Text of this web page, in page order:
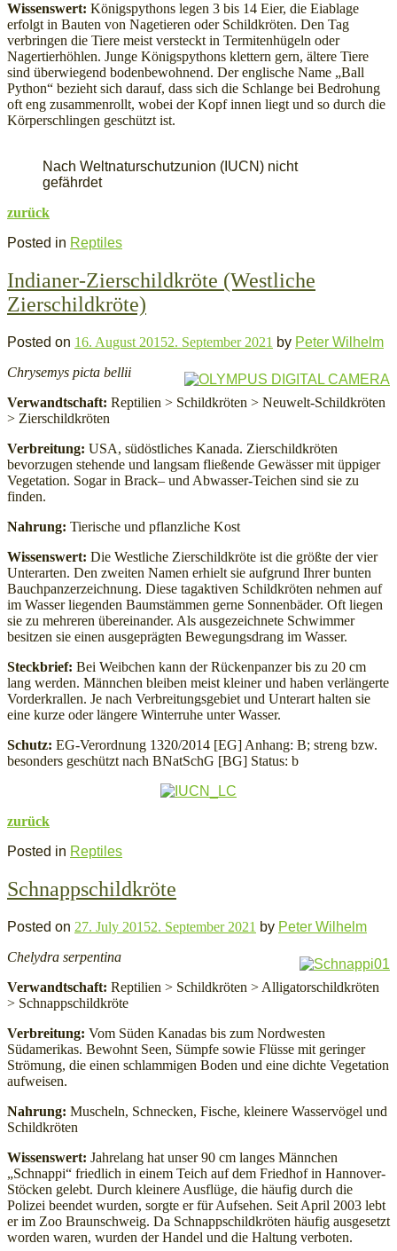
Wissenswert: Königspythons legen 3 bis 14 Eier, die Eiablage
erfolgt in Bauten von Nagetieren oder Schildkröten. Den Tag
verbringen die Tiere meist versteckt in Termitenhügeln oder
Nagertierhöhlen. Junge Königspythons klettern gern, ältere Tiere
sind überwiegend bodenbewohnend. Der englische Name „Ball
Python“ bezieht sich darauf, dass sich die Schlange bei Bedrohung
oft eng zusammenrollt, wobei der Kopf innen liegt und so durch die
Körperschlingen geschützt ist.
Nach Weltnaturschutzunion (IUCN) nicht
gefährdet
zurück
Posted in Reptiles
Indianer-Zierschildkröte (Westliche
Zierschildkröte)
Posted on 16. August 20152. September 2021 by Peter Wilhelm
Chrysemys picta bellii
Verwandtschaft: Reptilien > Schildkröten > Neuwelt-Schildkröten
> Zierschildkröten
Verbreitung: USA, südöstliches Kanada. Zierschildkröten
bevorzugen stehende und langsam fließende Gewässer mit üppiger
Vegetation. Sogar in Brack– und Abwasser-Teichen sind sie zu
finden.
Nahrung: Tierische und pflanzliche Kost
Wissenswert: Die Westliche Zierschildkröte ist die größte der vier
Unterarten. Den zweiten Namen erhielt sie aufgrund Ihrer bunten
Bauchpanzerzeichnung. Diese tagaktiven Schildkröten nehmen auf
im Wasser liegenden Baumstämmen gerne Sonnenbäder. Oft liegen
sie zu mehreren übereinander. Als ausgezeichnete Schwimmer
besitzen sie einen ausgeprägten Bewegungsdrang im Wasser.
Steckbrief: Bei Weibchen kann der Rückenpanzer bis zu 20 cm
lang werden. Männchen bleiben meist kleiner und haben verlängerte
Vorderkrallen. Je nach Verbreitungsgebiet und Unterart halten sie
eine kurze oder längere Winterruhe unter Wasser.
Schutz: EG-Verordnung 1320/2014 [EG] Anhang: B; streng bzw.
besonders geschützt nach BNatSchG [BG] Status: b
zurück
Posted in Reptiles
Schnappschildkröte
Posted on 27. July 20152. September 2021 by Peter Wilhelm
Chelydra serpentina
Verwandtschaft: Reptilien > Schildkröten > Alligatorschildkröten
> Schnappschildkröte
Verbreitung: Vom Süden Kanadas bis zum Nordwesten
Südamerikas. Bewohnt Seen, Sümpfe sowie Flüsse mit geringer
Strömung, die einen schlammigen Boden und eine dichte Vegetation
aufweisen.
Nahrung: Muscheln, Schnecken, Fische, kleinere Wasservögel und
Schildkröten
Wissenswert: Jahrelang hat unser 90 cm langes Männchen
„Schnappi“ friedlich in einem Teich auf dem Friedhof in Hannover-
Stöcken gelebt. Durch kleinere Ausflüge, die häufig durch die
Polizei beendet wurden, sorgte er für Aufsehen. Seit April 2003 lebt
er im Zoo Braunschweig. Da Schnappschildkröten häufig ausgesetzt
worden waren, wurden der Handel und die Haltung verboten.